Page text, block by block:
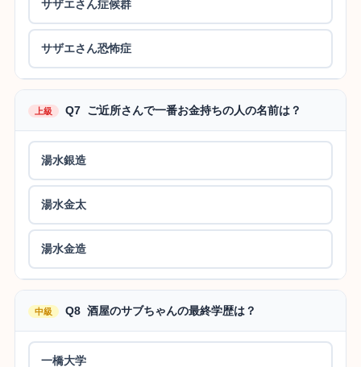
サザエさん症候群
サザエさん恐怖症
上級 Q7 ご近所さんで一番お金持ちの人の名前は？
湯水銀造
湯水金太
湯水金造
中級 Q8 酒屋のサブちゃんの最終学歴は？
一橋大学